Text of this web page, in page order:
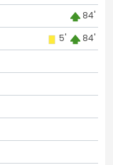
84'
5' 84'